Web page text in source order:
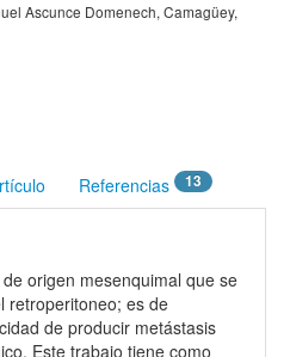
Ascunce Domenech, Camagüey,
Referencias 13
origen mesenquimal que se
retroperitoneo; es de
de producir metástasis
Este trabajo tiene como